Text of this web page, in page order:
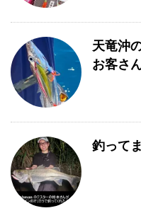
天竜沖
お客さ
釣って